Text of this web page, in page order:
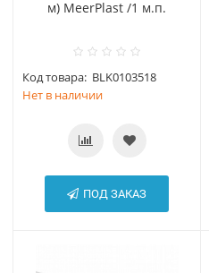
м) MeerPlast /1 м.п.
Код товара: BLK0103518
Нет в наличии
ПОД ЗАКАЗ